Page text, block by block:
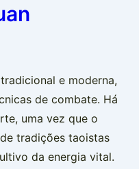
e moderna,
de combate. Há
uma vez que o
tradições taoistas
da energia vital.